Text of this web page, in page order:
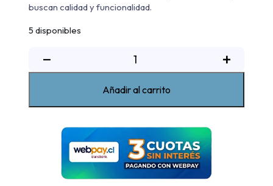
buscan calidad y funcionalidad.
5 disponibles
−
2013-
2021
cantidad
+
Añadir al carrito